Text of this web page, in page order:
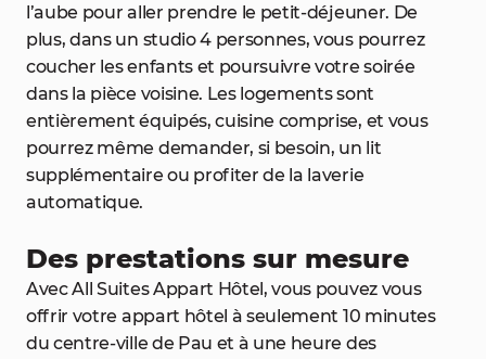
l’aube pour aller prendre le petit-déjeuner. De
plus, dans un studio 4 personnes, vous pourrez
coucher les enfants et poursuivre votre soirée
dans la pièce voisine. Les logements sont
entièrement équipés, cuisine comprise, et vous
pourrez même demander, si besoin, un lit
supplémentaire ou profiter de la laverie
automatique.
Des prestations sur mesure
Avec All Suites Appart Hôtel, vous pouvez vous
offrir votre appart hôtel à seulement 10 minutes
du centre-ville de Pau et à une heure des